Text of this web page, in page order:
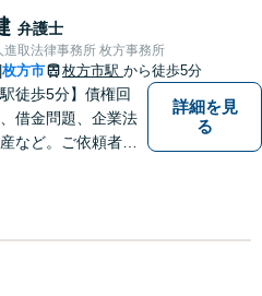
どんなお悩みで
ください。【キッ
あり】
弁護士
進取法律事務所 枚方事務所
枚方市 枚方市駅 から徒歩5分
駅徒歩5分】債権回
借金問題、企業法
など。ご依頼者さ
聞き、法律の観点
添った対応が可能
詳細を見
る